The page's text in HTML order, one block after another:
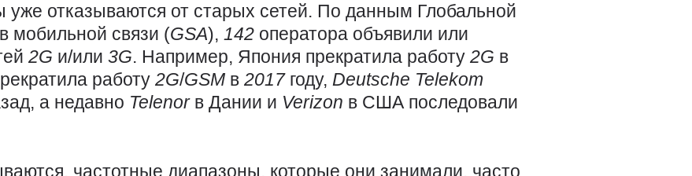
отказываются от старых сетей. По данным Глобальной
мобильной связи (GSA), 142 оператора объявили или
2G и/или 3G. Например, Япония прекратила работу 2G в
работу 2G/GSM в 2017 году, Deutsche Telekom
а недавно Telenor в Дании и Verizon в США последовали
частотные диапазоны, которые они занимали, часто